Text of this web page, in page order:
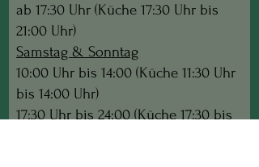
ab 17:30 Uhr (Küche 17:30 Uhr bis
21:00 Uhr)
Samstag & Sonntag
10:00 Uhr bis 14:00 (Küche 11:30 Uhr
bis 14:00 Uhr)
17:30 Uhr bis 24:00 (Küche 17:30 bis